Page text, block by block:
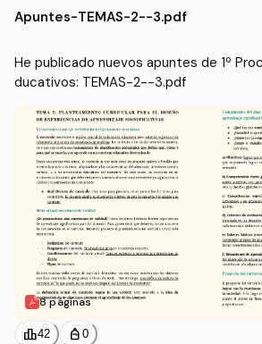
onal y
Apuntes-TEMAS-2--3.pdf
He publicado nuevos apuntes de 1º
ducativos: TEMAS-2--3.pdf
8 páginas
leaderboard42 personal_bag 0